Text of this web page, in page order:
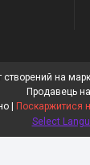
створений на
Продавець
Поскаржитися
Select